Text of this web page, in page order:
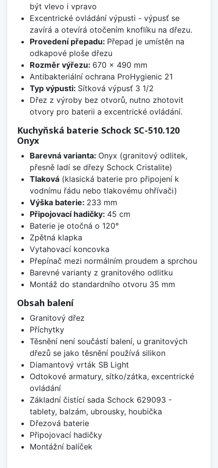
být vlevo i vpravo
Excentrické ovládání výpusti - výpusť se
zavírá a otevírá otočením knoflíku na dřezu.
Provedení přepadu: Přepad je umístěn na
odkapové ploše dřezu
Rozměr výřezu: 670 x 490 mm
Antibakteriální ochrana ProHygienic 21
Typ výpusti: Sítková výpusť 3 1/2
Dřez z výroby bez otvorů, nutno zhotovit
otvory pro baterii a excentrické ovládání.
Kuchyňská baterie Schock SC-510.120
Onyx
Barevná varianta: Onyx (granitový odlitek,
přesně ladí se dřezy Schock Cristalite)
Tlaková(klasická baterie pro připojení k
vodnímu řádu nebo tlakovému ohřívači)
Výška baterie: 233 mm
Připojovací hadičky: 45 cm
Baterie je otočná o 120°
Zpětná klapka
Vytahovací koncovka
Přepínač mezi normálním proudem a sprchou
Barevné varianty z granitového odlitku
Montáž do standardního otvoru 35 mm
Obsah balení
Granitový dřez
Příchytky
Těsnění není součástí balení, u granitových
dřezů se jako těsnění používá silikon
Diamantový vrták SB Light
Odtokové armatury, sítko/zátka, excentrické
ovládání
Základní čistící sada Schock 629093 -
tablety, balzám, ubrousky, houbička
Dřezová baterie
Připojovací hadičky
Montážní balíček